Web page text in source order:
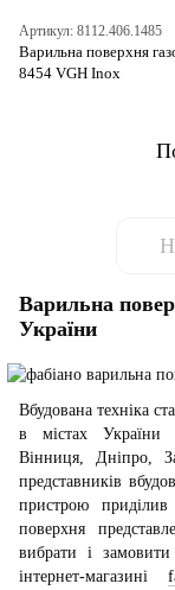
Артикул: 8112.406.1485
Варильна поверхня
8454 VGH Inox
Варильна
України
Вбудована техніка
в містах України
Вінниця, Дніпро,
представників
пристрою
поверхня
вибрати і
інтернет-магазині